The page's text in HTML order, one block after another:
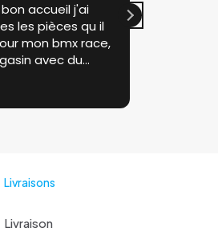
accueil j'ai
les pièces qu il
mon bmx race,
avec du
sympathique.
a 100%
Livraisons
Livraison